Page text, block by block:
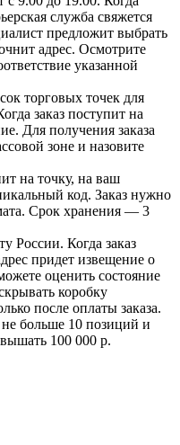
служба свяжется
предложит выбрать
адрес. Осмотрите
указанной
торговых точек для
заказ поступит на
Для получения заказа
зоне и назовите
на точку, на ваш
код. Заказ нужно
Срок хранения — 3
России. Когда заказ
придет извещение о
оценить состояние
коробку
после оплаты заказа.
больше 10 позиций и
100 000 р.